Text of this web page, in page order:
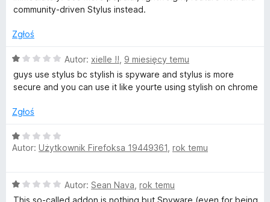
a
1
5
community-driven Stylus instead.
Zgłoś
O
c
e
a
1
/
Autor: xielle !! 9 miesięcy temu
guys use stylus bc stylish is spyware and stylus is more
secure and you can use it like yourte using stylish on chrome
Zgłoś
O
c
a
Autor: Użytkownik Firefoksa 19449361 rok temu
O
c
Autor: Sean Nava rok temu
This so-called addon is nothing but Spyware (even for being